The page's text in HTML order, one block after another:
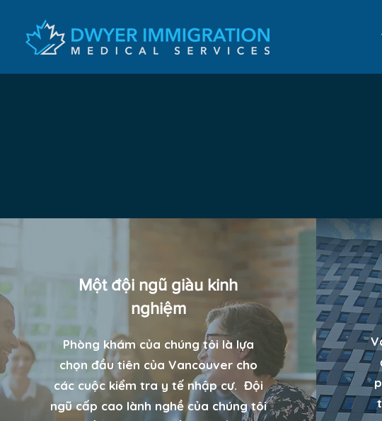
Một đội ngũ giàu kinh
nghiệm
Phòng khám của chúng tôi là lựa
chọn đầu tiên của Vancouver cho
các cuộc kiểm tra y tế nhập cư. Đội
ngũ cấp cao lành nghề của chúng tôi